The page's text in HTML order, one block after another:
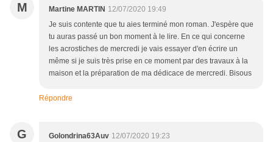
M Martine MARTIN 12/07/2020 19:49
Je suis contente que tu aies terminé mon roman. J'espère que
tu auras passé un bon moment à le lire. En ce qui concerne
les acrostiches de mercredi je vais essayer d'en écrire un
même si je suis très prise en ce moment par des travaux à la
maison et la préparation de ma dédicace de mercredi. Bisous
Répondre
G Golondrina63Auv 12/07/2020 19:23